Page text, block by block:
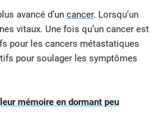
avancé d’un cancer. Lorsqu’un
vitaux. Une fois qu’un cancer est
pour les cancers métastatiques
pour soulager les symptômes
mémoire en dormant peu